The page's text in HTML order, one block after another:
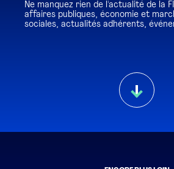
Ne manquez rien de l'actualité de la
affaires publiques, économie et
sociales, actualités adhérents,